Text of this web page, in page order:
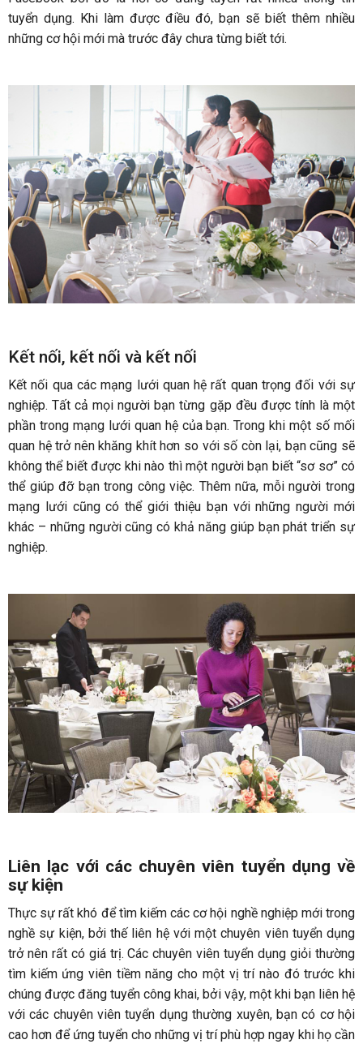
tuyển dụng. Khi làm được điều đó, bạn sẽ biết thêm nhiều
những cơ hội mới mà trước đây chưa từng biết tới.
Kết nối, kết nối và kết nối
Kết nối qua các mạng lưới quan hệ rất quan trọng đối với sự
nghiệp. Tất cả mọi người bạn từng gặp đều được tính là một
phần trong mạng lưới quan hệ của bạn. Trong khi một số mối
quan hệ trở nên khăng khít hơn so với số còn lại, bạn cũng sẽ
không thể biết được khi nào thì một người bạn biết “sơ sơ” có
thể giúp đỡ bạn trong công việc. Thêm nữa, mỗi người trong
mạng lưới cũng có thể giới thiệu bạn với những người mới
khác – những người cũng có khả năng giúp bạn phát triển sự
nghiệp.
Liên lạc với các chuyên viên tuyển dụng về
sự kiện
Thực sự rất khó để tìm kiếm các cơ hội nghề nghiệp mới trong
nghề sự kiện, bởi thế liên hệ với một chuyên viên tuyển dụng
trở nên rất có giá trị. Các chuyên viên tuyển dụng giỏi thường
tìm kiếm ứng viên tiềm năng cho một vị trí nào đó trước khi
chúng được đăng tuyển công khai, bởi vậy, một khi bạn liên hệ
với các chuyên viên tuyển dụng thường xuyên, bạn có cơ hội
cao hơn để ứng tuyển cho những vị trí phù hợp ngay khi họ cần